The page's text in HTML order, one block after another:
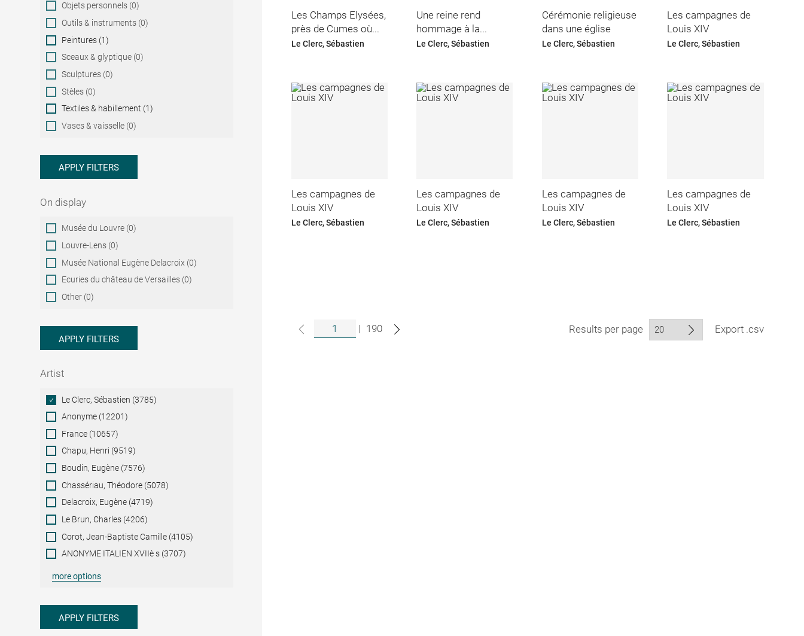
Objets personnels (0)
Outils & instruments (0)
Peintures (1)
Sceaux & glyptique (0)
Sculptures (0)
Stèles (0)
Textiles & habillement (1)
Vases & vaisselle (0)
APPLY FILTERS
On display
On
display
Musée du Louvre (0)
Louvre-Lens (0)
Musée National Eugène Delacroix (0)
Ecuries du château de Versailles (0)
Other (0)
APPLY FILTERS
Artist
ArtistLe Clerc, Sébastien (3785)
Anonyme (12201)
France (10657)
Chapu, Henri (9519)
Boudin, Eugène (7576)
Chassériau, Théodore (5078)
Delacroix, Eugène (4719)
Le Brun, Charles (4206)
Corot, Jean-Baptiste Camille (4105)
ANONYME ITALIEN XVIIè s (3707)
more options
APPLY FILTERS
Les Champs Elysées,
près de Cumes où...
Le Clerc, Sébastien
Une reine rend
hommage à la...
Le Clerc, Sébastien
Cérémonie religieuse
dans une église
Le Clerc, Sébastien
Les campagnes de
Louis XIV
Le Clerc, Sébastien
Les campagnes de
Louis XIV
Le Clerc, Sébastien
Les campagnes de
Louis XIV
Le Clerc, Sébastien
Les campagnes de
Louis XIV
Le Clerc, Sébastien
Les campagnes de
Louis XIV
Le Clerc, Sébastien
| 190 Results per page Export .csv